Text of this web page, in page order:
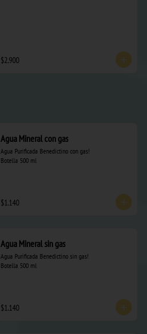
$2.900
Agua Mineral con gas
Agua Purificada Benedictino con gas!
Botella 500 ml
$1.140
Agua Mineral sin gas
Agua Purificada Benedictino sin gas!
Botella 500 ml
$1.140